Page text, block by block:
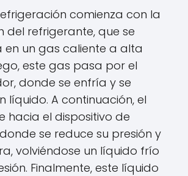
comienza con la
del refrigerante, que se
un gas caliente a alta
este gas pasa por el
donde se enfría y se
líquido. A continuación, el
hacia el dispositivo de
se reduce su presión y
volviéndose un líquido frío
Finalmente, este líquido